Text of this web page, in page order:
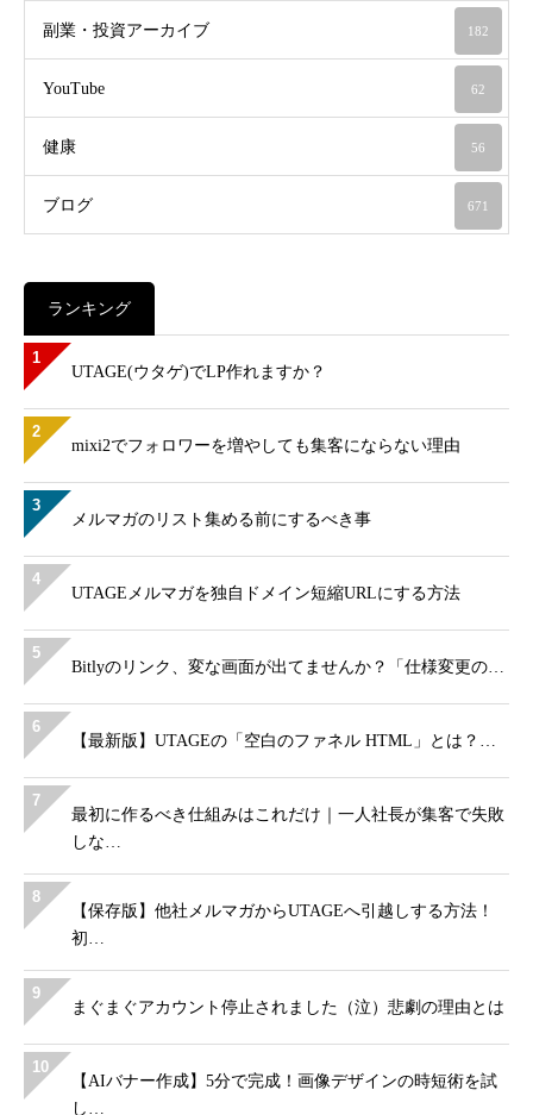
副業・投資アーカイブ 182
YouTube 62
健康 56
ブログ 671
ランキング
1
UTAGE(ウタゲ)でLP作れますか？
2
mixi2でフォロワーを増やしても集客にならない理由
3
メルマガのリスト集める前にするべき事
4
UTAGEメルマガを独自ドメイン短縮URLにする方法
5
Bitlyのリンク、変な画面が出てませんか？「仕様変更の…
6
【最新版】UTAGEの「空白のファネル HTML」とは？…
7
最初に作るべき仕組みはこれだけ｜一人社長が集客で失敗
しな…
8
【保存版】他社メルマガからUTAGEへ引越しする方法！
初…
9
まぐまぐアカウント停止されました（泣）悲劇の理由とは
10
【AIバナー作成】5分で完成！画像デザインの時短術を試
し…